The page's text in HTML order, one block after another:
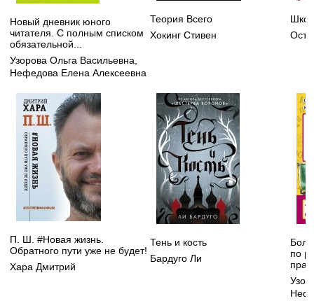
Новый дневник юного
читателя. С полным списком
обязательной...
Узорова Ольга Васильевна
Нефедова Елена Алексеевна
Теория Всего
Хокинг Стивен
П. Ш. #Новая жизнь.
Обратного пути уже не будет!
Хара Дмитрий
Тень и кость
Бардуго Ли
по